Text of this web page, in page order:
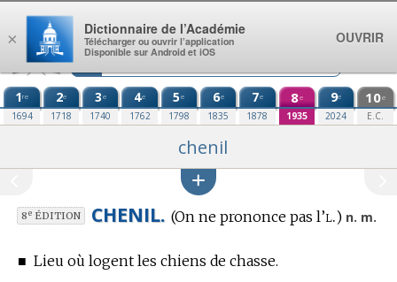
Aller au contenu
1re
1694
2e
1718
3e
1740
4e
1762
5e
1798
6e
1835
7e
1878
8e
1935
9e
2024
10e
E.C.
chenil
8eÉDITION CHENIL. (On ne prononce pas l’l.) n. m.
■ Lieu où logent les chiens de chasse.
×
Dictionnaire de l’Académie
Télécharger ou ouvrir l’application
Disponible sur Android et iOS
OUVRIR